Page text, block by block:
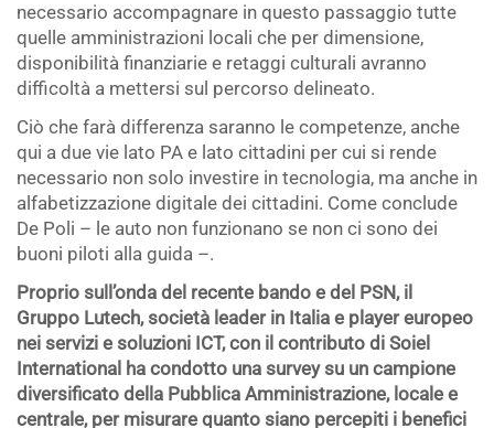
necessario accompagnare in questo passaggio tutte
quelle amministrazioni locali che per dimensione,
disponibilità finanziarie e retaggi culturali avranno
difficoltà a mettersi sul percorso delineato.
Ciò che farà differenza saranno le competenze, anche
qui a due vie lato PA e lato cittadini per cui si rende
necessario non solo investire in tecnologia, ma anche in
alfabetizzazione digitale dei cittadini. Come conclude
De Poli – le auto non funzionano se non ci sono dei
buoni piloti alla guida –.
Proprio sull’onda del recente bando e del PSN, il
Gruppo Lutech, società leader in Italia e player europeo
nei servizi e soluzioni ICT, con il contributo di Soiel
International ha condotto una survey su un campione
diversificato della Pubblica Amministrazione, locale e
centrale, per misurare quanto siano percepiti i benefici